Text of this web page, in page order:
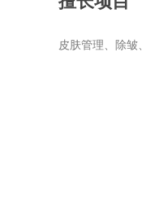
皮肤管理、除